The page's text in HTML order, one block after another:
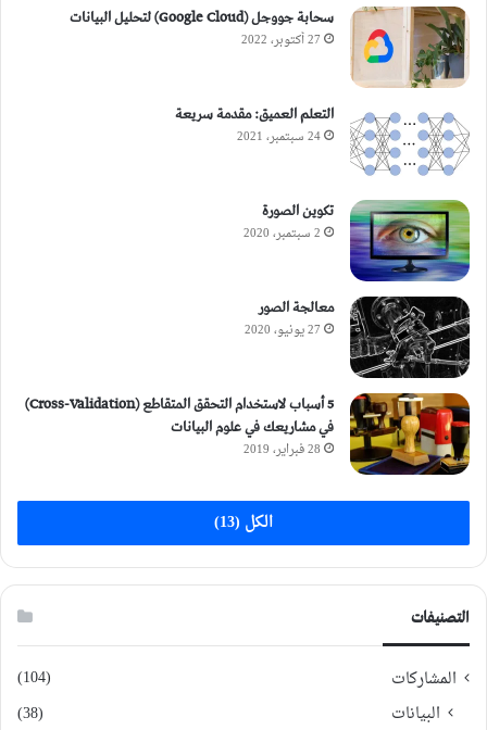
سحابة جووجل (Google Cloud) لتحليل البيانات
27 أكتوبر، 2022
التعلم العميق: مقدمة سريعة
24 سبتمبر، 2021
تكوين الصورة
2 سبتمبر، 2020
معالجة الصور
27 يونيو، 2020
5 أسباب لاستخدام التحقق المتقاطع (Cross-Validation)
في مشاريعك في علوم البيانات
28 فبراير، 2019
الكل (13)
التصنيفات
المشاركات (104)
البيانات (38)